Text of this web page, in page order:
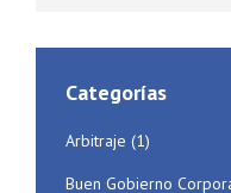
Categorías
Arbitraje (1)
Buen Gobierno